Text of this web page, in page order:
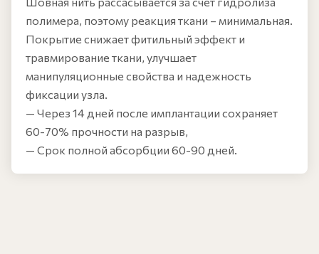
полимера, поэтому реакция ткани – минимальная.
Покрытие снижает фитильный эффект и
травмирование ткани, улучшает
манипуляционные свойства и надежность
фиксации узла.
— Через 14 дней после имплантации сохраняет
60-70% прочности на разрыв,
— Срок полной абсорбции 60-90 дней.